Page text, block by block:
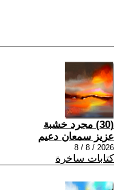
(30) مجرد خشبة
عزيز سمعان دعيم
2026 / 8 / 8
كتابات ساخرة